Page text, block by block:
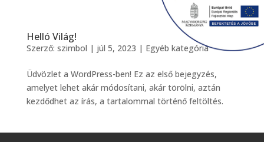
Helló Világ!
Szerző: szimbol | júl 5, 2023 | Egyéb kategória
Üdvözlet a WordPress-ben! Ez az első bejegyzés,
amelyet lehet akár módosítani, akár törölni, aztán
kezdődhet az írás, a tartalommal történő feltöltés.